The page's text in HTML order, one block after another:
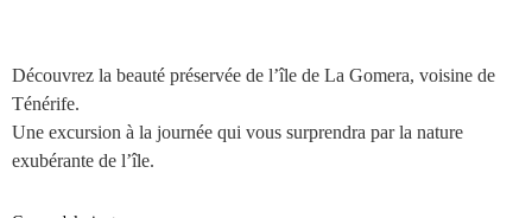
Découvrez la beauté préservée de l’île de La Gomera, voisine de
Ténérife.
Une excursion à la journée qui vous surprendra par la nature
exubérante de l’île.